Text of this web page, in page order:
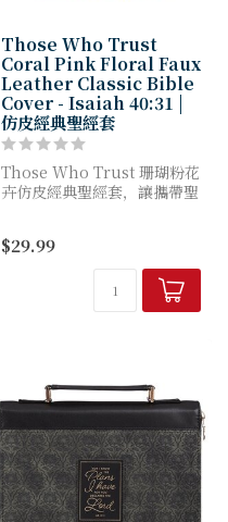
Those Who Trust
Coral Pink Floral Faux
Leather Classic Bible
Cover - Isaiah 40:31 |
仿皮經典聖經套
Those Who Trust 珊瑚粉花
卉仿皮經典聖經套，讓攜帶聖
這款迷人的珊瑚粉人造皮聖經
套，搭配米白色封面飾以生動
花卉圖案。粉紅與...
$29.99